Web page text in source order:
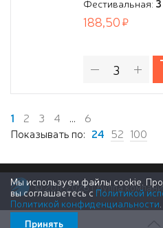
Фестивальная:
188,50
1 2 3 4 ...
6
Показывать по: 24 52 100
© 2011-2026 Группа
Мы используем файлы cookie.
вы соглашаетесь с Политикой
Политикой конфиденциальности
Принять